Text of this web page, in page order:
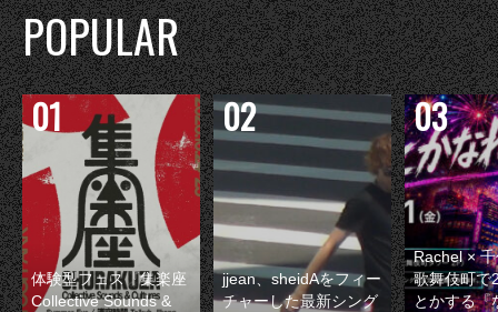
POPULAR
体験型フェス『集楽座
Collective Sounds &
jjean、sheidAをフィー
チャーした最新シング
Rachel ×
歌舞伎町で
とかする『